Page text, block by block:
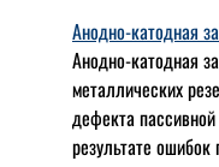
Анодно-катодная
Анодно-катодная
металлических
дефекта
результате